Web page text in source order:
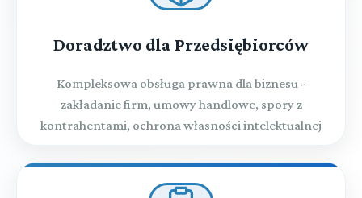
Doradztwo dla Przedsiębiorców
Kompleksowa obsługa prawna dla biznesu -
zakładanie firm, umowy handlowe, spory z
kontrahentami, ochrona własności intelektualnej